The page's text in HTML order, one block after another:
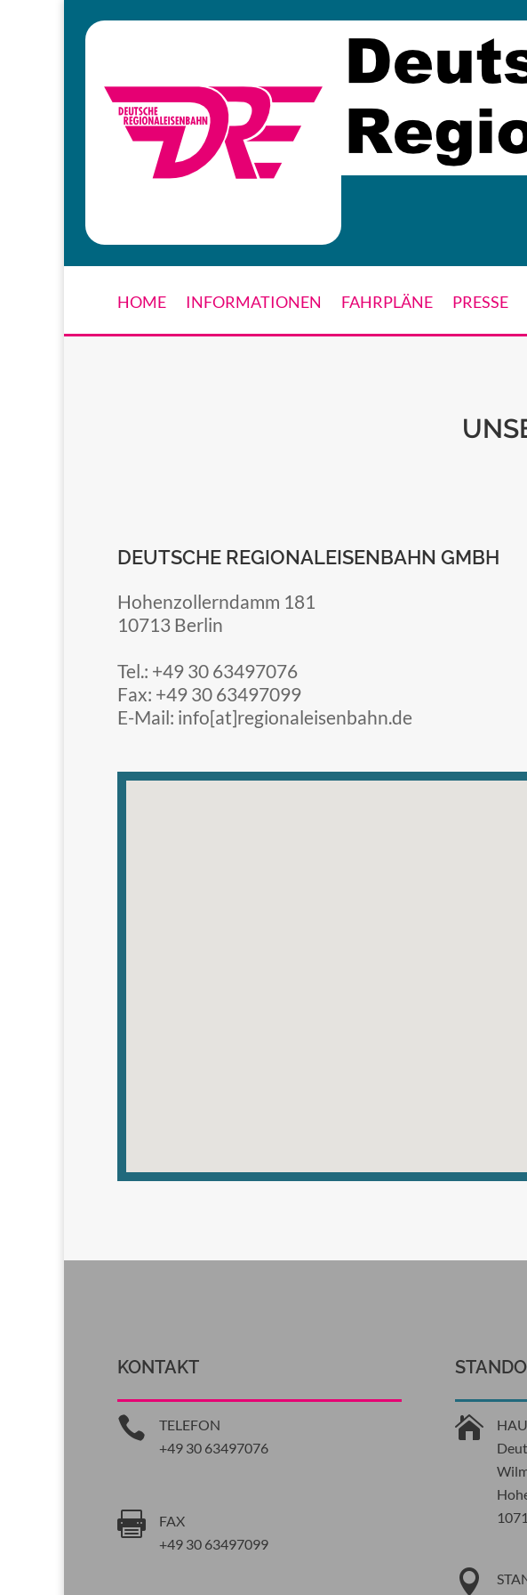
HOME INFORMATIONEN FAHRPLÄNE PRESSE
DEUTSCHE REGIONALEISENBAHN GMBH
Hohenzollerndamm 181
10713 Berlin
Tel.: +49 30 63497076
Fax: +49 30 63497099
E-Mail: info[at]regionaleisenbahn.de
KONTAKT

TELEFON
+49 30 63497076

FAX
+49 30 63497099

